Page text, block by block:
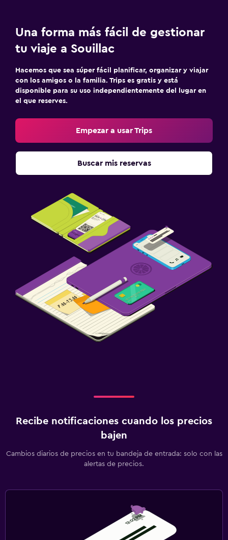
Una forma más fácil de gestionar
tu viaje a Souillac
Hacemos que sea súper fácil planificar, organizar y viajar
con los amigos o la familia. Trips es gratis y está
disponible para su uso independientemente del lugar en
el que reserves.
Empezar a usar Trips
Buscar mis reservas
Recibe notificaciones cuando los precios
bajen
Cambios diarios de precios en tu bandeja de entrada: solo con las
alertas de precios.